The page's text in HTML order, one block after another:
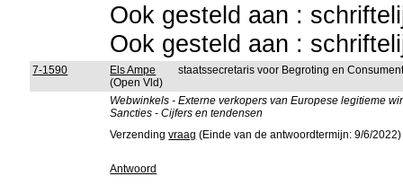
Ook gesteld aan :
Ook gesteld aan :
7-1590
Els Ampe
(Open Vld)
staatssecretaris voor Begroting en
Webwinkels - Externe verkopers van Europese legitieme
Sancties - Cijfers en tendensen
Verzendingvraag (Einde van de antwoordtermijn: 9/6/2022)
Antwoord